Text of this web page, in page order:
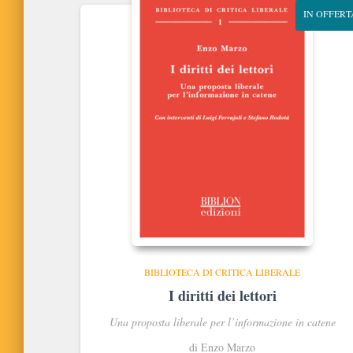
IN
BIBLIOTECA DI CRITICA LIBERALE
I diritti dei lettori
Una proposta liberale per l’informazione in catene
di Enzo Marzo